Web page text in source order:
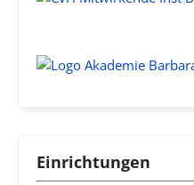
Einrichtungen